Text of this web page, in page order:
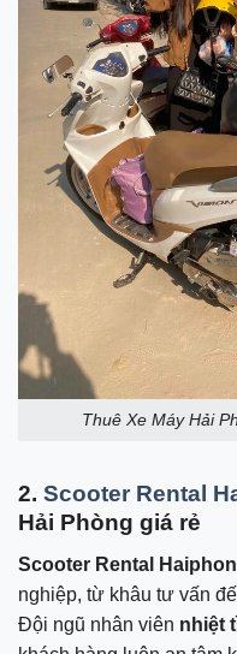
Thuê Xe Máy Hải
2. Scooter Rental
Hải Phòng giá rẻ
Scooter Rental
nghiệp, từ khâu tư vấn
Đội ngũ nhân viên nhiệt